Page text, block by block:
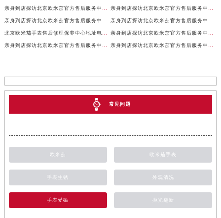
常见问题
欧米茄 欧米茄手表
手表生锈 外观清洗
手表受磁 抛光翻新